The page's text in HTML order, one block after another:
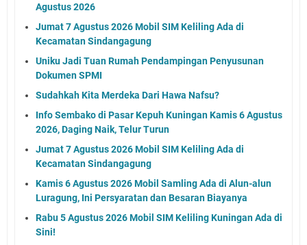
Agustus 2026
Jumat 7 Agustus 2026 Mobil SIM Keliling Ada di
Kecamatan Sindangagung
Uniku Jadi Tuan Rumah Pendampingan Penyusunan
Dokumen SPMI
Sudahkah Kita Merdeka Dari Hawa Nafsu?
Info Sembako di Pasar Kepuh Kuningan Kamis 6 Agustus
2026, Daging Naik, Telur Turun
Jumat 7 Agustus 2026 Mobil SIM Keliling Ada di
Kecamatan Sindangagung
Kamis 6 Agustus 2026 Mobil Samling Ada di Alun-alun
Luragung, Ini Persyaratan dan Besaran Biayanya
Rabu 5 Agustus 2026 Mobil SIM Keliling Kuningan Ada di
Sini!